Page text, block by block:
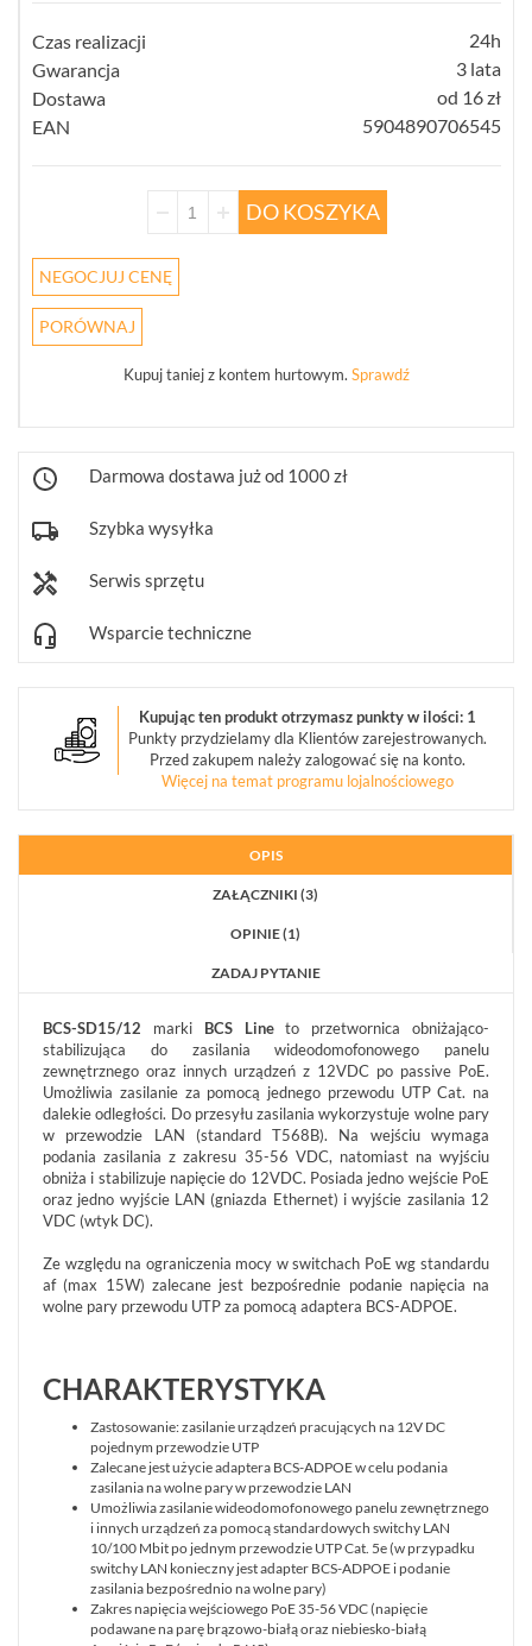
ZASILANIE,
UPS-
Y
AKCESORIA
MANAGER
ZESTAWY
WYPRZEDAŻ
(29)
REJESTRACJA
KONFIGURATOR
FIRMIE
SZKOLENIA
KONTAKT
CENNIKI
OPROGRAMOWANIE
SERWIS
REKLAMACJE
DANE
KODY
Czas realizacji
24h
Gwarancja
3 lata
Dostawa
od 16 zł
EAN
5904890706545
DO KOSZYKA
NEGOCJUJ CENĘ
PORÓWNAJ
Kupuj taniej z kontem hurtowym. Sprawdź
Darmowa dostawa już od 1000 zł
Szybka wysyłka
Serwis sprzętu
Wsparcie techniczne
Kupując ten produkt otrzymasz punkty w ilości: 1
Punkty przydzielamy dla Klientów zarejestrowanych.
Przed zakupem należy zalogować się na konto.
Więcej na temat programu lojalnościowego
OPIS
ZAŁĄCZNIKI (3)
OPINIE (1)
ZADAJ PYTANIE
BCS-SD15/12 marki BCS Lineto przetwornica obniżająco-
stabilizująca do zasilania wideodomofonowego panelu
zewnętrznego oraz innych urządzeń z 12VDC po passive PoE.
Umożliwia zasilanie za pomocą jednego przewodu UTP Cat. na
dalekie odległości. Do przesyłu zasilania wykorzystuje wolne pary
w przewodzie LAN (standard T568B). Na wejściu wymaga
podania zasilania z zakresu 35-56 VDC, natomiast na wyjściu
obniża i stabilizuje napięcie do 12VDC. Posiada jedno wejście PoE
oraz jedno wyjście LAN (gniazda Ethernet) i wyjście zasilania 12
VDC (wtyk DC).
Ze względu na ograniczenia mocy w switchach PoE wg standardu
af (max 15W) zalecane jest bezpośrednie podanie napięcia na
wolne pary przewodu UTP za pomocą adaptera BCS-ADPOE.
CHARAKTERYSTYKA
Zastosowanie: zasilanie urządzeń pracujących na 12V DC
pojednym przewodzie UTP
Zalecane jest użycie adaptera BCS-ADPOE w celu podania
zasilania na wolne pary w przewodzie LAN
Umożliwia zasilanie wideodomofonowego panelu zewnętrznego
i innych urządzeń za pomocą standardowych switchy LAN
10/100 Mbit po jednym przewodzie UTP Cat. 5e (w przypadku
switchy LAN konieczny jest adapter BCS-ADPOE i podanie
zasilania bezpośrednio na wolne pary)
Zakres napięcia wejściowego PoE 35-56 VDC (napięcie
podawane na parę brązowo-białą oraz niebiesko-białą